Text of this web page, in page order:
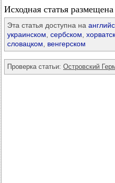
Исходная статья
Эта статья доступна на
украинском сербском
словацком
венгерском
Проверка статьи: Островский